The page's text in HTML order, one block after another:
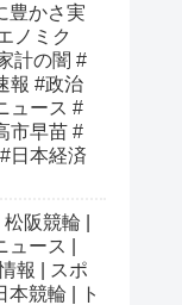
豊かさ実
ノミク
計の闇 #
報 #政治
ュース #
市早苗 #
日本経済
阪競輪 |
ース |
報 | スポ
本競輪 | ト